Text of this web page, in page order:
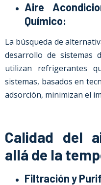
Aire
Químico:
La búsqueda de
desarrollo de sistemas
utilizan refrigerantes
sistemas, basados en
adsorción, minimizan el
Calidad del
allá de la
Filtración y